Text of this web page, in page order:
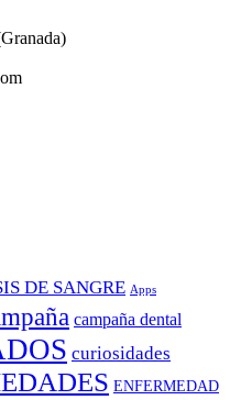
DE SANGRE Apps
campaña dental
curiosidades
ENFERMEDAD